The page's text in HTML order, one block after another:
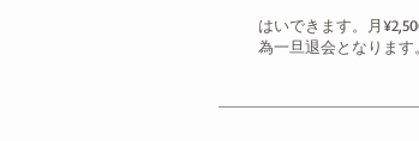
はいできます。月
為一旦退会となります